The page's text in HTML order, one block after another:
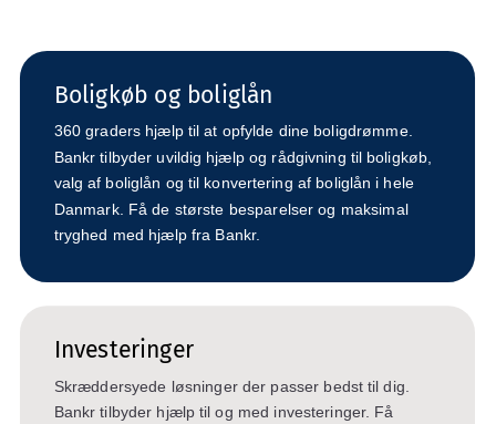
Boligkøb og boliglån
360 graders hjælp til at opfylde dine boligdrømme.
Bankr tilbyder uvildig hjælp og rådgivning til boligkøb,
valg af boliglån og til konvertering af boliglån i hele
Danmark. Få de største besparelser og maksimal
tryghed med hjælp fra Bankr.
Investeringer
Skræddersyede løsninger der passer bedst til dig.
Bankr tilbyder hjælp til og med investeringer. Få